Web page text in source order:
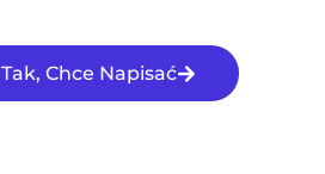
Tak, Chce Napisać